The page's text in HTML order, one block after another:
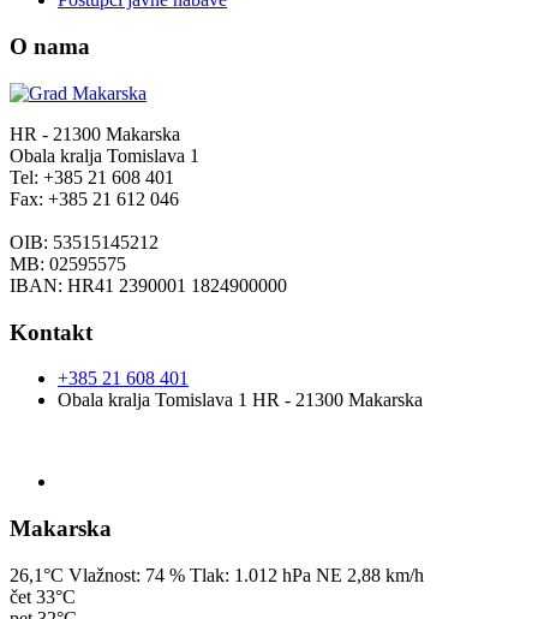
O nama
HR - 21300 Makarska
Obala kralja Tomislava 1
Tel: +385 21 608 401
Fax: +385 21 612 046
OIB: 53515145212
MB: 02595575
IBAN: HR41 2390001 1824900000
Kontakt
+385 21 608 401
Obala kralja Tomislava 1 HR - 21300 Makarska
Makarska
26,1°C Vlažnost: 74 % Tlak: 1.012 hPa NE 2,88 km/h
čet 33°C